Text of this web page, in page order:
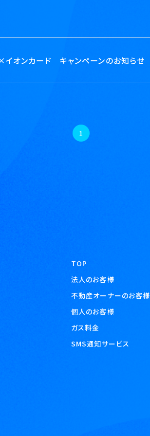
イオンカード キャンペーンのお知らせ
1
TOP
法人のお客様
不動産オーナーのお客様
個人のお客様
ガス料金
SMS通知サービス